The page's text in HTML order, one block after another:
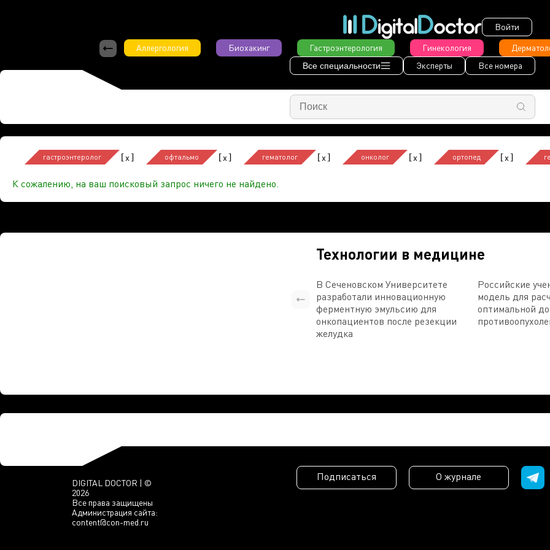
Войти
Аллергология
Биохакинг Гастроэнтерология Гинекология
Все специальности Эксперты Все номера
гастроэнтеролог [x] офтальмо [x] гематолог [x] онколог [x] ортопед [x]
К сожалению, на ваш поисковый запрос ничего не найдено.
Технологии в медицине
В Сеченовском Университете
разработали инновационную
ферментную эмульсию для
онкопациентов после резекции
желудка
Российские
модель для
оптимальной
DIGITAL DOCTOR | ©
2026
Все права защищены
Администрация сайта:
content@con-med.ru
Подписаться О журнале